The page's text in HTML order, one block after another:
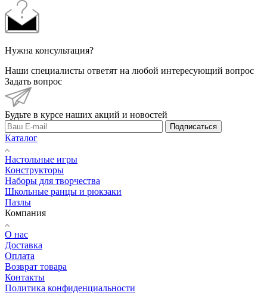
Нужна консультация?
Наши специалисты ответят на любой интересующий вопрос
Задать вопрос
Будьте в курсе наших акций и новостей
Подписаться
Каталог
Настольные игры
Конструкторы
Наборы для творчества
Школьные ранцы и рюкзаки
Пазлы
Компания
О нас
Доставка
Оплата
Возврат товара
Контакты
Политика конфиденциальности